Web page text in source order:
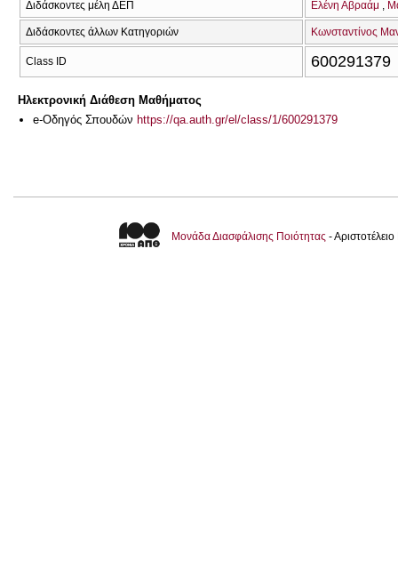
Διδάσκοντες μέλη ΔΕΠ Ελένη Αβραάμ
Διδάσκοντες άλλων Κατηγοριών Κωνσταντίνος
Class ID 600291379
Ηλεκτρονική Διάθεση Μαθήματος
e-Οδηγός Σπουδών https://qa.auth.gr/el/class/1/600291379
Μονάδα Διασφάλισης Ποιότητας -